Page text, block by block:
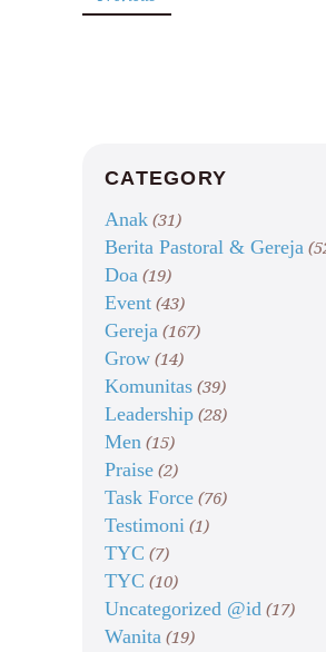
CATEGORY
Anak (31)
Berita Pastoral & Gereja
Doa (19)
Event (43)
Gereja (167)
Grow (14)
Komunitas (39)
Leadership (28)
Men (15)
Praise (2)
Task Force (76)
Testimoni (1)
TYC (7)
TYC (10)
Uncategorized @id (17)
Wanita (19)